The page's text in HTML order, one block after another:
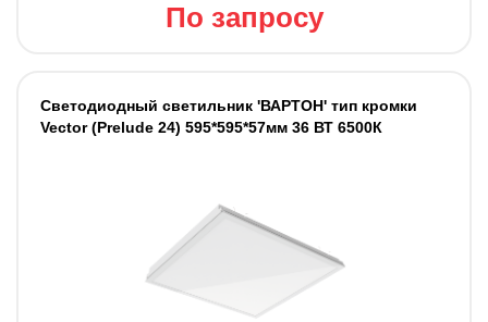
По запросу
Светодиодный светильник 'ВАРТОН' тип кромки
Vector (Prelude 24) 595*595*57мм 36 ВТ 6500К